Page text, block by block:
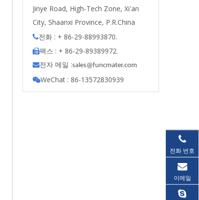
Jinye Road, High-Tech Zone, Xi'an
City, Shaanxi Province, P.R.China
전화 : + 86-29-88993870.
팩스 : + 86-29-89389972.
전자 메일 :sales@funcmater.com
WeChat : 86-13572830939
전화 번호
이메일